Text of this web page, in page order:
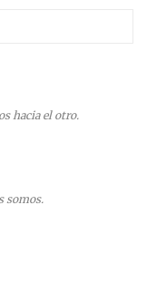
hacia el otro.
somos.